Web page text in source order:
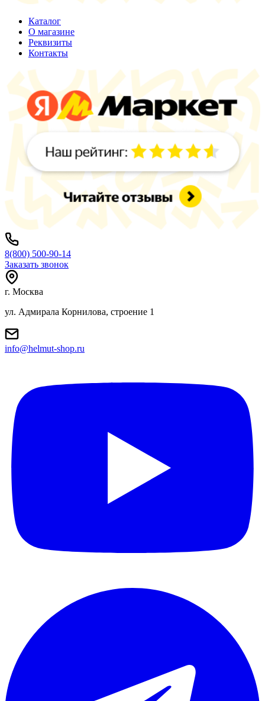
Каталог
О магазине
Реквизиты
Контакты
8(800) 500-90-14
Заказать звонок
г. Москва
ул. Адмирала Корнилова, строение 1
info@helmut-shop.ru